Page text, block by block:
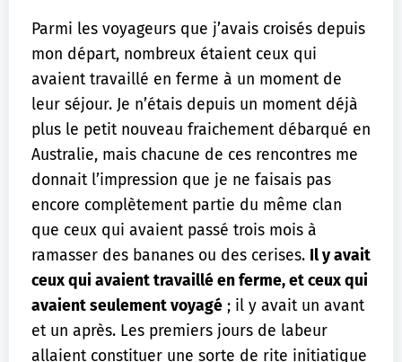
Parmi les voyageurs que j’avais croisés depuis
mon départ, nombreux étaient ceux qui
avaient travaillé en ferme à un moment de
leur séjour. Je n’étais depuis un moment déjà
plus le petit nouveau fraichement débarqué en
Australie, mais chacune de ces rencontres me
donnait l’impression que je ne faisais pas
encore complètement partie du même clan
que ceux qui avaient passé trois mois à
ramasser des bananes ou des cerises. Il y avait
ceux qui avaient travaillé en ferme, et ceux qui
avaient seulement voyagé ; il y avait un avant
et un après. Les premiers jours de labeur
allaient constituer une sorte de rite initiatique